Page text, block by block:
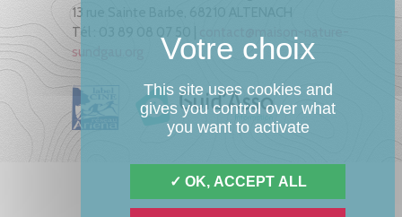
13 rue Sainte Barbe, 68210 ALTENACH
Tél : 03 89 08 07 50 |
sundgau.org
This site uses cookies and
gives you control over what
you want to activate
OK, ACCEPT ALL